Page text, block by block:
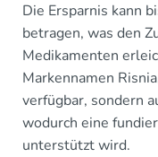
Die Ersparnis kann
betragen, was den
Medikamenten
Markennamen
verfügbar, sondern
wodurch eine
unterstützt wird.